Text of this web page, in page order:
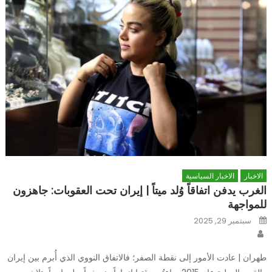
الاخبار الاخبار السياسية
الغرب يدفن اتفاقاً وُلد ميتاً | إيران تحت العقوبات: جاهزون
للمواجهة
Posted
onسبتمبر 29, 2025
طهران | عادت الأمور إلى نقطة الصفر؛ فالاتفاق النووي الذي أُبرم بين إيران